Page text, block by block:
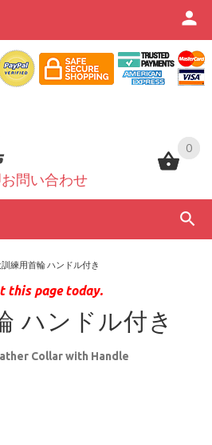
0
お問い合わせ
0
訓練用首輪 ハンドル付き
this page today.
ハンドル付き
Collar with Handle